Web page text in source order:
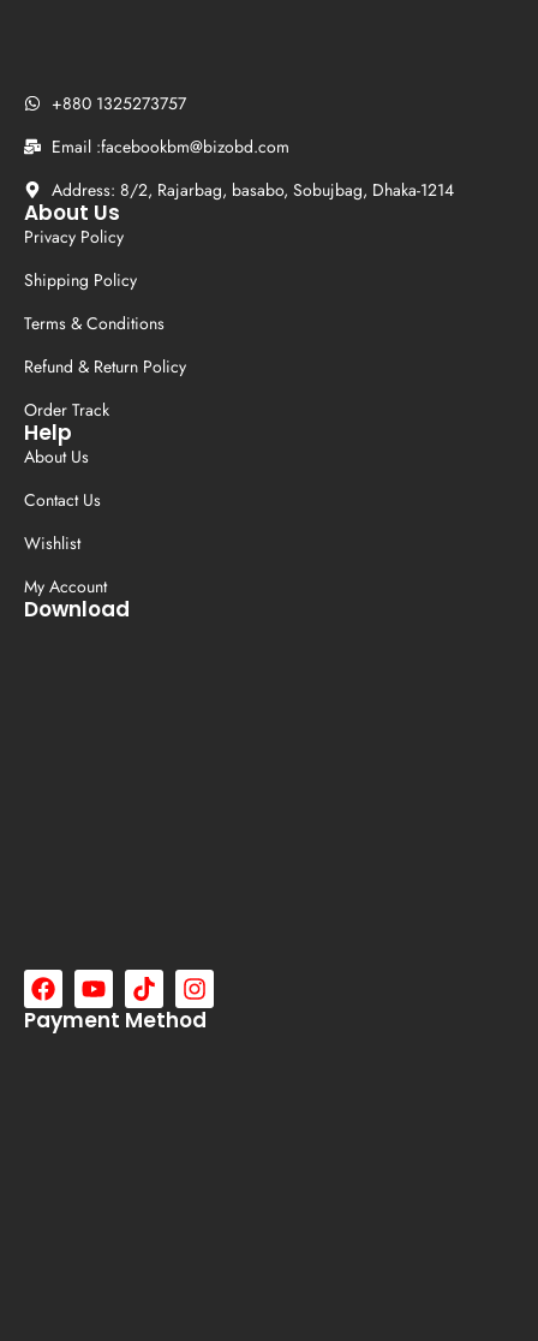
+880 1325273757
Email :facebookbm@bizobd.com
Address: 8/2, Rajarbag, basabo, Sobujbag, Dhaka-1214
About Us
Privacy Policy
Shipping Policy
Terms & Conditions
Refund & Return Policy
Order Track
Help
About Us
Contact Us
Wishlist
My Account
Download
Payment Method